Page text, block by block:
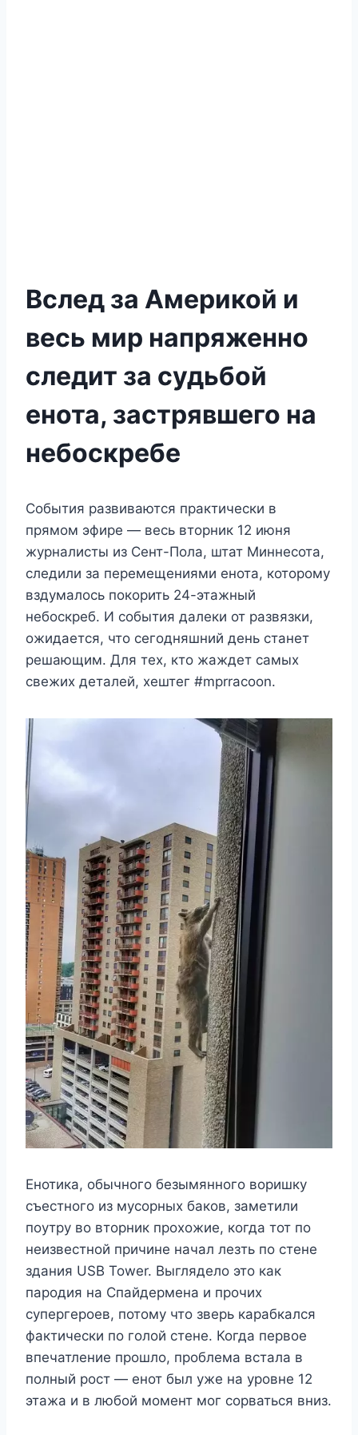
Вслед за Америкой и
весь мир напряженно
следит за судьбой
енота, застрявшего на
небоскребе
События развиваются практически в
прямом эфире — весь вторник 12 июня
журналисты из Сент-Пола, штат Миннесота,
следили за перемещениями енота, которому
вздумалось покорить 24-этажный
небоскреб. И события далеки от развязки,
ожидается, что сегодняшний день станет
решающим. Для тех, кто жаждет самых
свежих деталей, хештег #mprracoon.
Енотика, обычного безымянного воришку
съестного из мусорных баков, заметили
поутру во вторник прохожие, когда тот по
неизвестной причине начал лезть по стене
здания USB Tower. Выглядело это как
пародия на Спайдермена и прочих
супергероев, потому что зверь карабкался
фактически по голой стене. Когда первое
впечатление прошло, проблема встала в
полный рост — енот был уже на уровне 12
этажа и в любой момент мог сорваться вниз.